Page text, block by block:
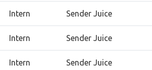
Intern Sender Juice
Intern Sender Juice
Intern Sender Juice